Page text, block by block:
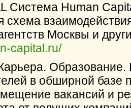
Система Human
схема
Москвы и
capital.ru/
в обширной базе
вакансий и